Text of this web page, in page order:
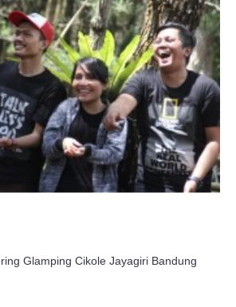
Glamping Cikole Jayagiri Bandung